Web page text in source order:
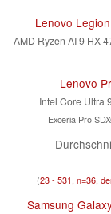
Lenovo
AMD Ryzen AI 9 HX
Lenovo
Intel Core Ultra
Exceria Pro
(23 - 531, n=36,
Samsung